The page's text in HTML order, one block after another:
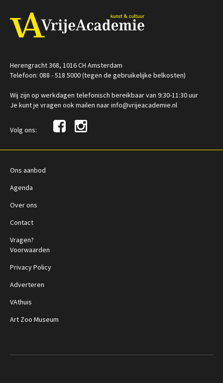
Herengracht 368, 1016 CH Amsterdam
Telefoon: 088 - 518 5000 (tegen de gebruikelijke belkosten)
Wij zijn op werkdagen telefonisch bereikbaar van 9:30-11:30 uur
Je kunt je vragen ook mailen naar info@vrijeacademie.nl
Volg ons:
Ons aanbod
Agenda
Over ons
Contact
Vragen?
Voorwaarden
Privacy Policy
Adverteren
VAthuis
Art Zoo Museum